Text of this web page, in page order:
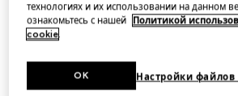
технологиях и их использовании на данном
ознакомьтесь с нашей
Политикой
cookie.
Настройки
OK